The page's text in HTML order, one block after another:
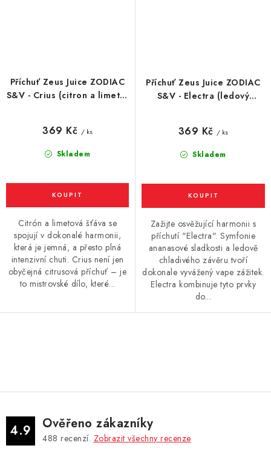
Příchuť Zeus Juice ZODIAC
S&V - Crius (citron a limeta)
Skladem
369 Kč / ks
Citrón a limetová šťáva se
spojují v dokonalé harmonii,
která je jemná, a přesto plná
intenzivní chuti. Crius není jen
obyčejná citrusová příchuť – je
to mistrovské dílo, které...
Příchuť Zeus Juice ZODIAC
S&V - Electra (ledový
Skladem
369 Kč / ks
Zažijte osvěžující harmonii s
příchutí "Electra". Symfonie
ananasové sladkosti a ledově
chladivého závěru tvoří
dokonale vyvážený vape zážitek.
Electra kombinuje tyto prvky
do...
á
d
a
c
4.9 Ověřeno zákazníky
488 recenzí. Zobrazit všechny recenze